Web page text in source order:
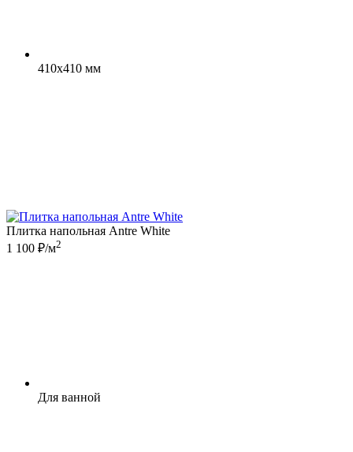
410x410 мм
Плитка напольная Antre White
1 100 ₽/м2
Для ванной